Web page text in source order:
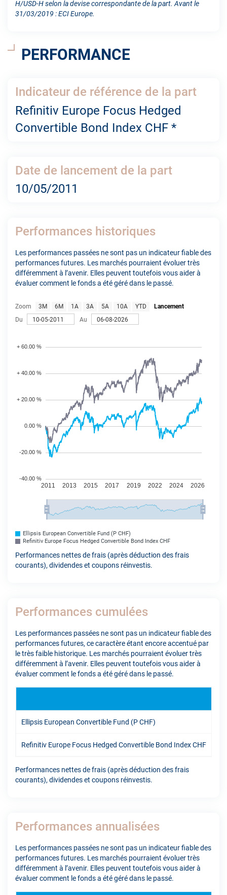
H/USD-H selon la devise correspondante de la part. Avant le
31/03/2019 : ECI Europe.
PERFORMANCE
Indicateur de référence de la part
Refinitiv Europe Focus Hedged
Convertible Bond Index CHF *
Date de lancement de la part
10/05/2011
Performances historiques
Les performances passées ne sont pas un indicateur fiable des
performances futures. Les marchés pourraient évoluer très
différemment à l’avenir. Elles peuvent toutefois vous aider à
évaluer comment le fonds a été géré dans le passé.
Zoom 3M 6M 1A 3A 5A 10A YTD
Lancement
Du
Au
Ellipsis European Convertible Fund (P CHF)
Refinitiv Europe Focus Hedged Convertible Bond Index CHF
Performances nettes de frais (après déduction des frais
courants), dividendes et coupons réinvestis.
Performances cumulées
Les performances passées ne sont pas un indicateur fiable des
performances futures, ce caractère étant encore accentué par
le très faible historique. Les marchés pourraient évoluer très
différemment à l’avenir. Elles peuvent toutefois vous aider à
évaluer comment le fonds a été géré dans le passé.
Ellipsis European Convertible Fund (P CHF)
Refinitiv Europe Focus Hedged Convertible Bond Index CHF
Performances nettes de frais (après déduction des frais
courants), dividendes et coupons réinvestis.
Performances annualisées
Les performances passées ne sont pas un indicateur fiable des
performances futures. Les marchés pourraient évoluer très
différemment à l’avenir. Elles peuvent toutefois vous aider à
évaluer comment le fonds a été géré dans le passé.